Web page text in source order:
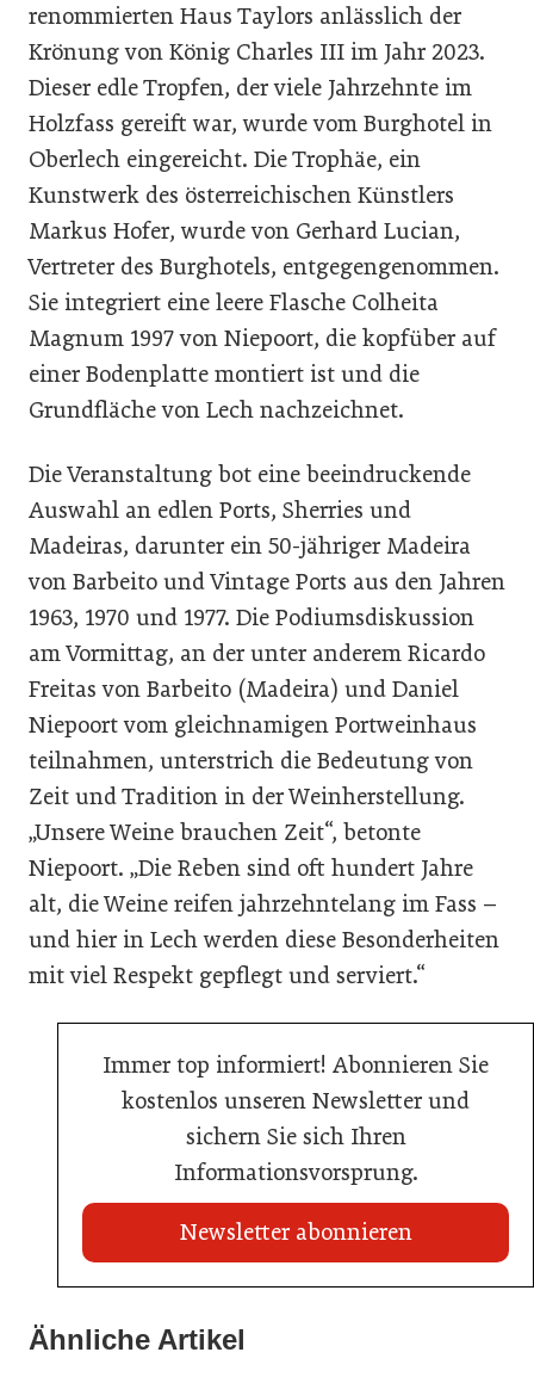
renommierten Haus Taylors anlässlich der
Krönung von König Charles III im Jahr 2023.
Dieser edle Tropfen, der viele Jahrzehnte im
Holzfass gereift war, wurde vom Burghotel in
Oberlech eingereicht. Die Trophäe, ein
Kunstwerk des österreichischen Künstlers
Markus Hofer, wurde von Gerhard Lucian,
Vertreter des Burghotels, entgegengenommen.
Sie integriert eine leere Flasche Colheita
Magnum 1997 von Niepoort, die kopfüber auf
einer Bodenplatte montiert ist und die
Grundfläche von Lech nachzeichnet.
Die Veranstaltung bot eine beeindruckende
Auswahl an edlen Ports, Sherries und
Madeiras, darunter ein 50-jähriger Madeira
von Barbeito und Vintage Ports aus den Jahren
1963, 1970 und 1977. Die Podiumsdiskussion
am Vormittag, an der unter anderem Ricardo
Freitas von Barbeito (Madeira) und Daniel
Niepoort vom gleichnamigen Portweinhaus
teilnahmen, unterstrich die Bedeutung von
Zeit und Tradition in der Weinherstellung.
„Unsere Weine brauchen Zeit“, betonte
Niepoort. „Die Reben sind oft hundert Jahre
alt, die Weine reifen jahrzehntelang im Fass –
und hier in Lech werden diese Besonderheiten
mit viel Respekt gepflegt und serviert.“
Immer top informiert! Abonnieren Sie
kostenlos unseren Newsletter und
sichern Sie sich Ihren
Informationsvorsprung.
Newsletter abonnieren
Ähnliche Artikel
20. Juli 2026